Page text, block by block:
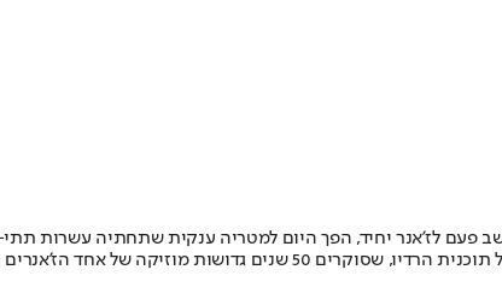
לז'אנר יחיד, הפך היום למטריה ענקית שתחתיה עשרות תתי-
יזמו פרויקט מיוחד שנפרש על פני שלושה פרקים מלאים של תוכנית הרדיו,